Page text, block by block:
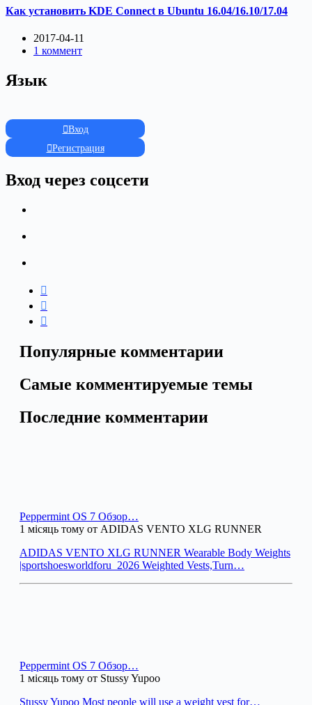
Как установить KDE Connect в Ubuntu 16.04/16.10/17.04
2017-04-11
1 коммент
Язык
Вход
Регистрация
Вход через соцсети
Популярные комментарии
Самые комментируемые темы
Последние комментарии
Peppermint OS 7 Обзор…
1 місяць тому от ADIDAS VENTO XLG RUNNER
ADIDAS VENTO XLG RUNNER Wearable Body Weights
|sportshoesworldforu_2026 Weighted Vests,Turn…
Peppermint OS 7 Обзор…
1 місяць тому от Stussy Yupoo
Stussy Yupoo Most people will use a weight vest for…